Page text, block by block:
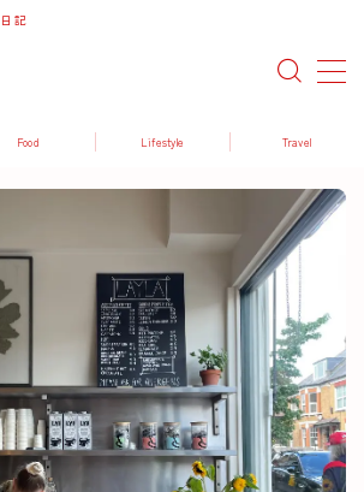
記
Food Lifestyle Travel